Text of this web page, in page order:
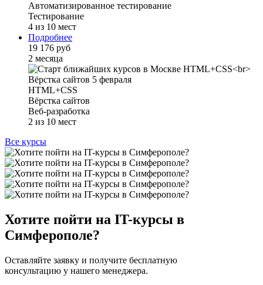
Автоматизированное тестирование
Тестирование
4 из 10 мест
Подробнее
19 176 руб
2 месяца
HTML+CSS
Вёрстка сайтов
Веб-разработка
2 из 10 мест
Все курсы
Хотите пойти на IT-курсы в
Симферополе?
Оставляйте заявку и получите бесплатную
консультацию у нашего менеджера.